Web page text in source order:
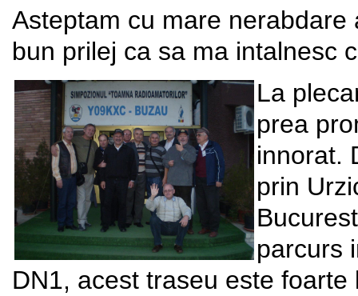
Asteptam cu mare
bun prilej ca sa ma intalnesc
La
prea
innorat.
prin
parcurs
DN1, acest traseu este